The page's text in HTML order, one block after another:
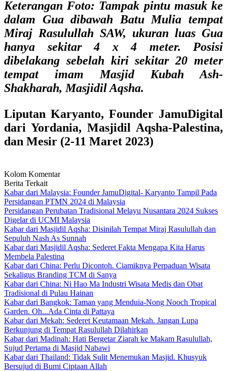
Keterangan Foto: Tampak pintu masuk ke
dalam Gua dibawah Batu Mulia tempat
Miraj Rasulullah SAW, ukuran luas Gua
hanya sekitar 4 x 4 meter. Posisi
dibelakang sebelah kiri sekitar 20 meter
tempat imam Masjid Kubah Ash-
Shakharah, Masjidil Aqsha.
Liputan Karyanto, Founder JamuDigital
dari Yordania, Masjidil Aqsha-Palestina,
dan Mesir (2-11 Maret 2023)
Kolom Komentar
Berita Terkait
Kabar dari Malaysia: Founder JamuDigital- Karyanto Tampil Pada
Persidangan PTMN 2024 di Malaysia
Persidangan Perubatan Tradisional Melayu Nusantara 2024 Sukses
Digelar di UCMI Malaysia
Kabar dari Masjidil Aqsha: Disinilah Tempat Miraj Rasulullah dan
Sepuluh Nash As Sunnah
Kabar dari Masjidil Aqsha: Sederet Fakta Mengapa Kita Harus
Membela Palestina
Kabar dari China: Perlu Dicontoh. Ciamiknya Perpaduan Wisata
Sekaligus Branding TCM di Sanya
Kabar dari China: Ni Hao Ma Industri Wisata Medis dan Obat
Tradisional di Pulau Hainan
Kabar dari Bangkok: Taman yang Menduia-Nong Nooch Tropical
Garden. Oh...Ada Cinta di Pattaya
Kabar dari Mekah: Sederet Keutamaan Mekah. Jangan Lupa
Berkunjung di Tempat Rasulullah Dilahirkan
Kabar dari Madinah: Hati Bergetar Ziarah ke Makam Rasulullah,
Sujud Pertama di Masjid Nabawi
Kabar dari Thailand: Tidak Sulit Menemukan Masjid. Khusyuk
Bersujud di Bumi Ciptaan Allah